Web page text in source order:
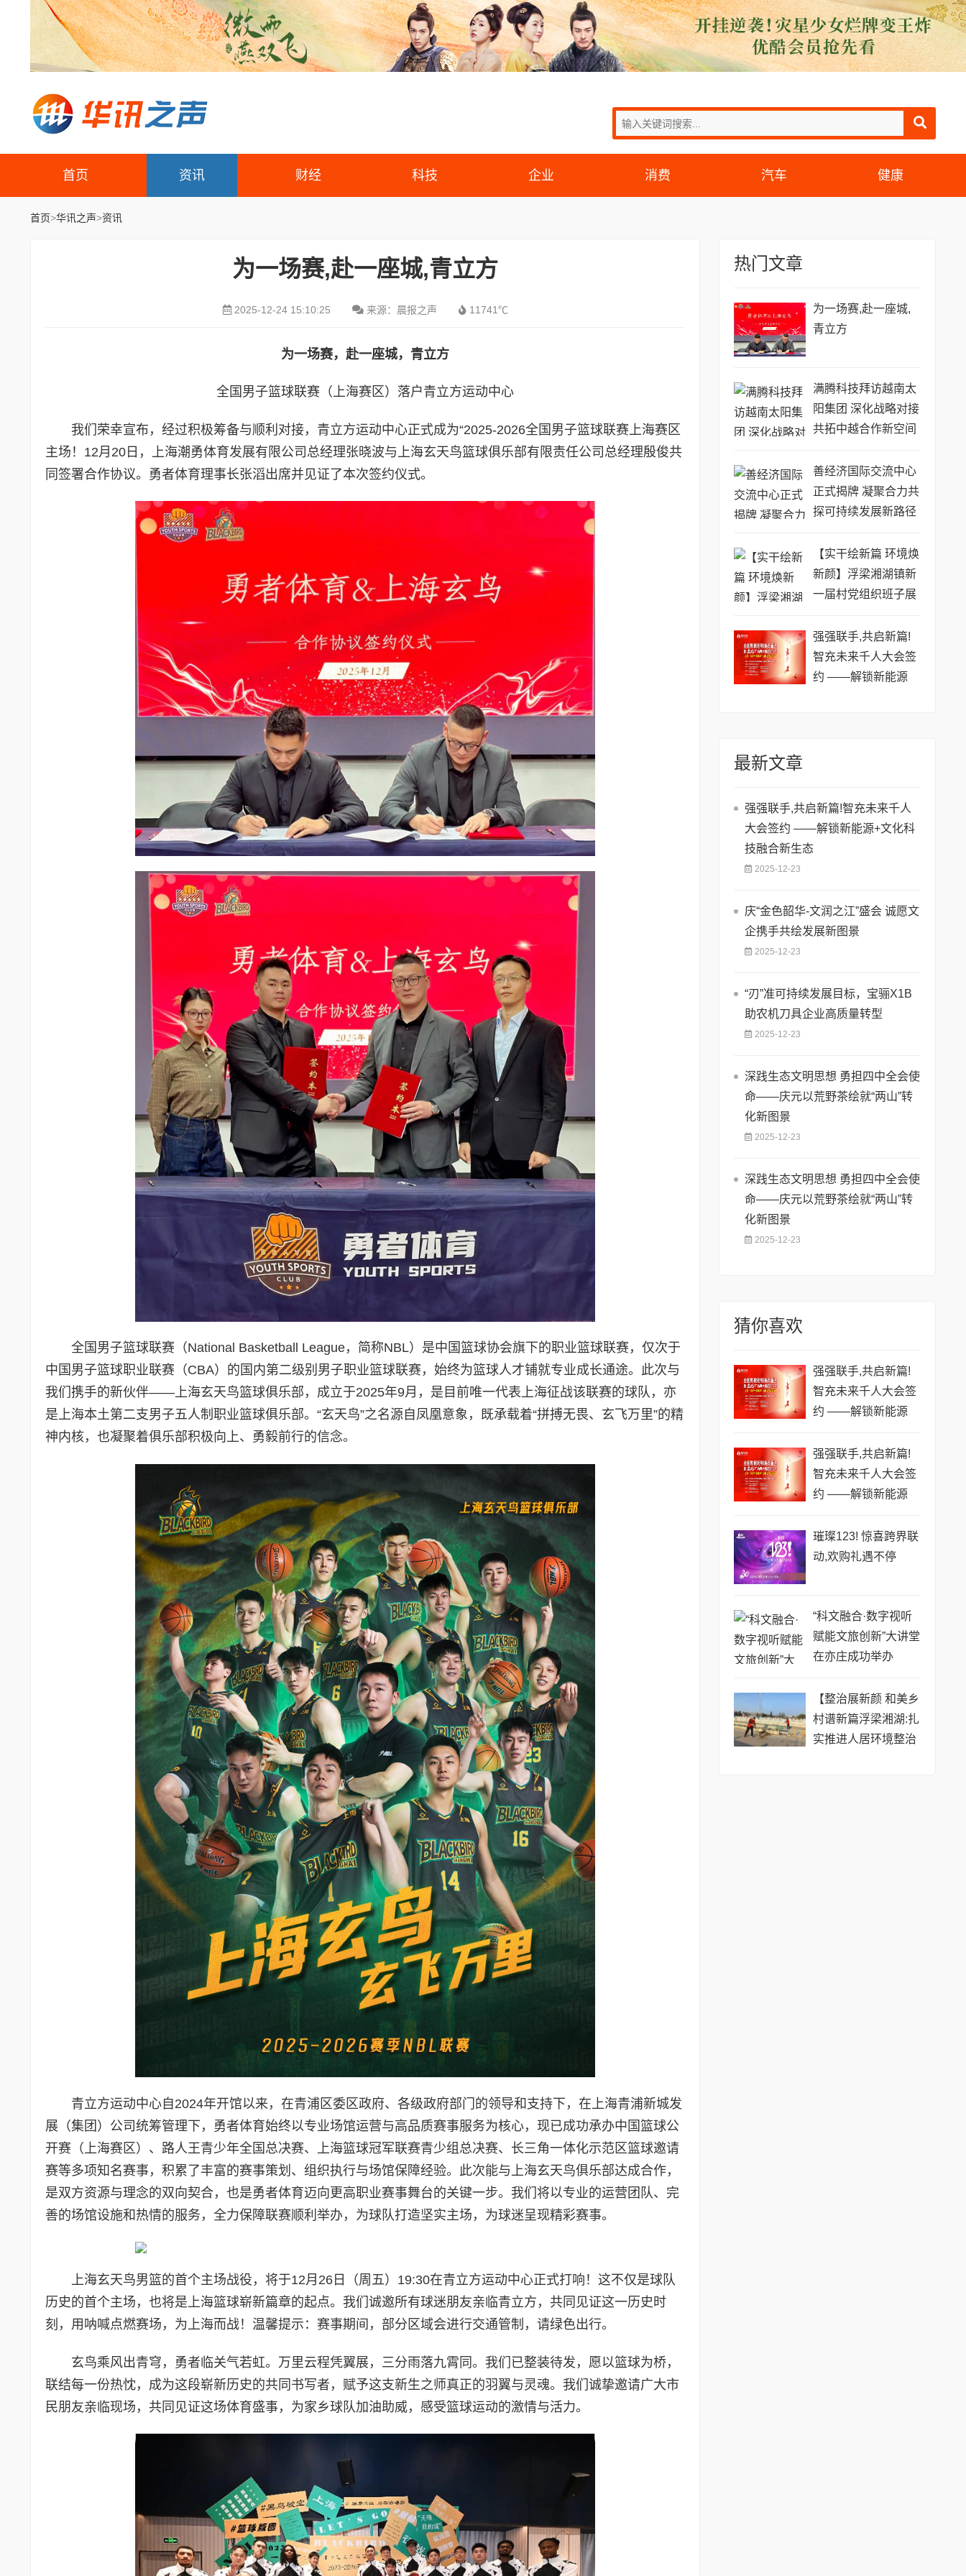
首页 资讯 财经 科技 企业 消费 汽车 健康
首页>华讯之声>资讯
为一场赛,赴一座城,青立方
2025-12-24 15:10:25 来源：晨报之声 11741℃
为一场赛，赴一座城，青立方
全国男子篮球联赛（上海赛区）落户青立方运动中心
我们荣幸宣布，经过积极筹备与顺利对接，青立方运动中心正式成为“2025-2026全国男子篮球联赛上海赛区
主场！12月20日，上海潮勇体育发展有限公司总经理张晓波与上海玄天鸟篮球俱乐部有限责任公司总经理殷俊共
同签署合作协议。勇者体育理事长张滔出席并见证了本次签约仪式。
全国男子篮球联赛（National Basketball League，简称NBL）是中国篮球协会旗下的职业篮球联赛，仅次于
中国男子篮球职业联赛（CBA）的国内第二级别男子职业篮球联赛，始终为篮球人才铺就专业成长通途。此次与
我们携手的新伙伴——上海玄天鸟篮球俱乐部，成立于2025年9月，是目前唯一代表上海征战该联赛的球队，亦
是上海本土第二支男子五人制职业篮球俱乐部。“玄天鸟”之名源自凤凰意象，既承载着“拼搏无畏、玄飞万里”的精
神内核，也凝聚着俱乐部积极向上、勇毅前行的信念。
青立方运动中心自2024年开馆以来，在青浦区委区政府、各级政府部门的领导和支持下，在上海青浦新城发
展（集团）公司统筹管理下，勇者体育始终以专业场馆运营与高品质赛事服务为核心，现已成功承办中国篮球公
开赛（上海赛区）、路人王青少年全国总决赛、上海篮球冠军联赛青少组总决赛、长三角一体化示范区篮球邀请
赛等多项知名赛事，积累了丰富的赛事策划、组织执行与场馆保障经验。此次能与上海玄天鸟俱乐部达成合作，
是双方资源与理念的双向契合，也是勇者体育迈向更高职业赛事舞台的关键一步。我们将以专业的运营团队、完
善的场馆设施和热情的服务，全力保障联赛顺利举办，为球队打造坚实主场，为球迷呈现精彩赛事。
上海玄天鸟男篮的首个主场战役，将于12月26日（周五）19:30在青立方运动中心正式打响！这不仅是球队
历史的首个主场，也将是上海篮球崭新篇章的起点。我们诚邀所有球迷朋友亲临青立方，共同见证这一历史时
刻，用呐喊点燃赛场，为上海而战！温馨提示：赛事期间，部分区域会进行交通管制，请绿色出行。
玄鸟乘风出青穹，勇者临关气若虹。万里云程凭翼展，三分雨落九霄同。我们已整装待发，愿以篮球为桥，
联结每一份热忱，成为这段崭新历史的共同书写者，赋予这支新生之师真正的羽翼与灵魂。我们诚挚邀请广大市
民朋友亲临现场，共同见证这场体育盛事，为家乡球队加油助威，感受篮球运动的激情与活力。
热门文章
为一场赛,赴一座城,
青立方
​满腾科技拜访越南太
阳集团 深化战略对接
共拓中越合作新空间
善经济国际交流中心
正式揭牌 凝聚合力共
探可持续发展新路径
【实干绘新篇 环境焕
新颜】浮梁湘湖镇新
一届村党组织班子展
强强联手,共启新篇!
智充未来千人大会签
约 ——解锁新能源
最新文章
强强联手,共启新篇!智充未来千人
大会签约 ——解锁新能源+文化科
技融合新生态
2025-12-23
庆“金色韶华-文润之江”盛会 诚愿文
企携手共绘发展新图景
2025-12-23
“刃”准可持续发展目标，宝骊X1B
助农机刀具企业高质量转型
2025-12-23
深践生态文明思想 勇担四中全会使
命——庆元以荒野茶绘就“两山”转
化新图景
2025-12-23
深践生态文明思想 勇担四中全会使
命——庆元以荒野茶绘就“两山”转
化新图景
2025-12-23
猜你喜欢
强强联手,共启新篇!
智充未来千人大会签
约 ——解锁新能源
态
强强联手,共启新篇!
智充未来千人大会签
约 ——解锁新能源
态
璀璨123! 惊喜跨界联
动,欢购礼遇不停
“科文融合·数字视听
赋能文旅创新”大讲堂
在亦庄成功举办
【整治展新颜 和美乡
村谱新篇浮梁湘湖:扎
实推进人居环境整治